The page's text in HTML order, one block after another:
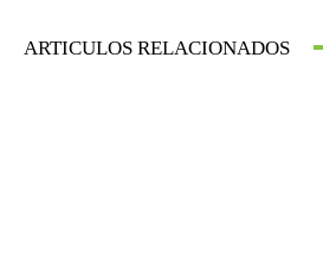
ARTICULOS RELACIONADOS